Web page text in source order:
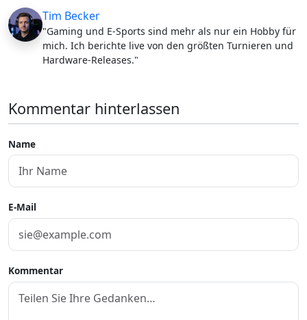
Tim Becker
"Gaming und E-Sports sind mehr als nur ein Hobby für
mich. Ich berichte live von den größten Turnieren und
Hardware-Releases."
Kommentar hinterlassen
Name
E-Mail
Kommentar